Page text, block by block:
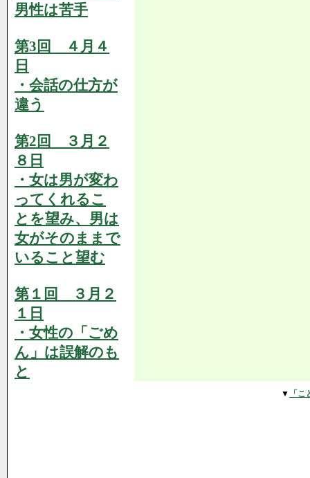
男性は苦手
第3回 ４月４
日
・会話の仕方が
違う
第2回 ３月２
８日
・女は男が変わ
ってくれるこ
とを望み、男は
女がそのままで
いること望む
第１回 ３月２
１日
・女性の「ごめ
ん」は誤解のも
と
▼ 「